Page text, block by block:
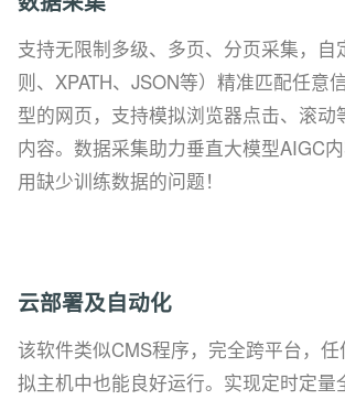
支持无限制多级、多页、分页采集，自
则、XPATH、JSON等）精准匹配任意
型的网页，支持模拟浏览器点击、滚
内容。数据采集助力垂直大模型AIGC
用缺少训练数据的问题！
云部署及自动化
该软件类似CMS程序，完全跨平台，
拟主机中也能良好运行。实现定时定量